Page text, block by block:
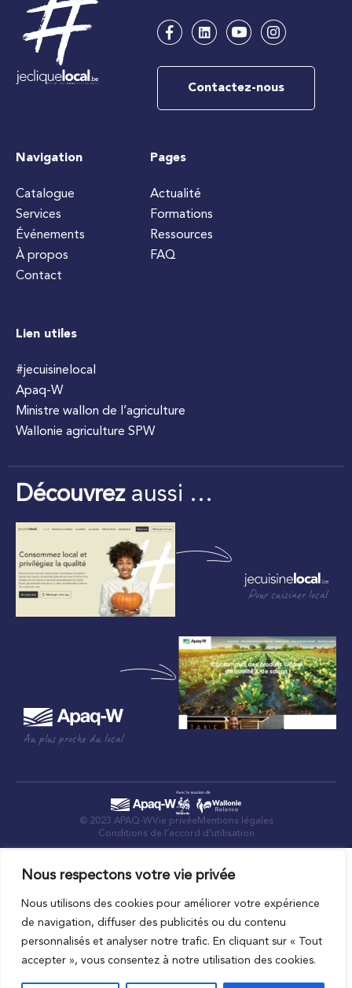
Nous respectons votre vie privée
Nous utilisons des cookies pour améliorer votre expérience
de navigation, diffuser des publicités ou du contenu
personnalisés et analyser notre trafic. En cliquant sur « Tout
accepter », vous consentez à notre utilisation des cookies.
Contactez-nous
Navigation
Catalogue
Services
Événements
À propos
Contact
Pages
Actualité
Formations
Ressources
FAQ
Lien utiles
#jecuisinelocal
Apaq-W
Ministre wallon de l’agriculture
Wallonie agriculture SPW
Découvrezaussi …
Pour cuisiner local
Au plus proche du local
© 2023 APAQ-WVie privée Mentions légales
Conditions de l’accord d’utilisation